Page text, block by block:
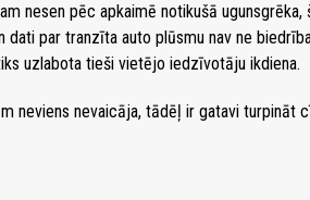
nesen pēc apkaimē notikušā ugunsgrēka,
dati par tranzīta auto plūsmu nav ne
uzlabota tieši vietējo iedzīvotāju ikdiena.
neviens nevaicāja, tādēļ ir gatavi turpināt